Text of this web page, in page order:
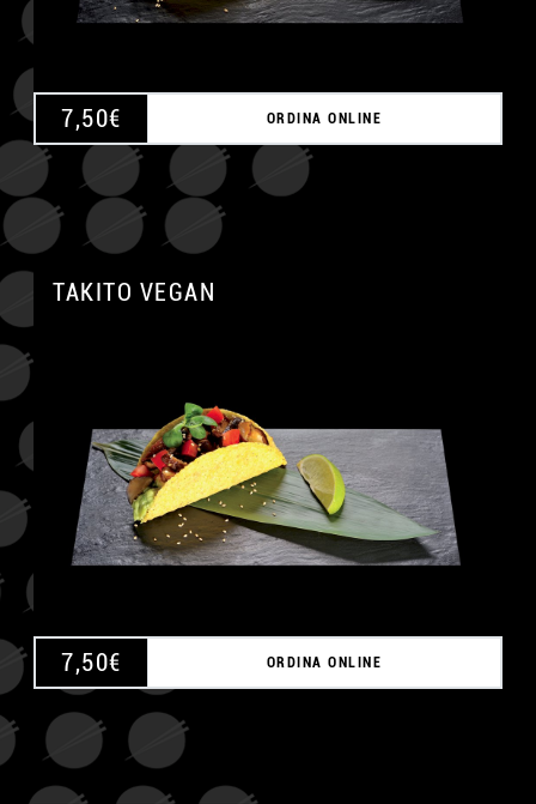
7,50€ ORDINA ONLINE
TAKITO VEGAN
7,50€ ORDINA ONLINE